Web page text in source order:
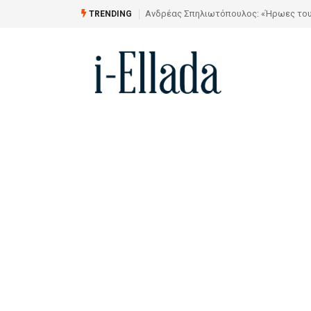
TRENDING
στην Αίθουσα Τέχνης «ΑΣΤΡΟΛΑΒΟΣ»Από το Σχέδιο στην